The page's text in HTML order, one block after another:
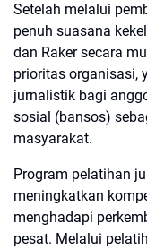
Setelah melalui
penuh suasana
dan Raker secara
prioritas organisasi,
jurnalistik bagi
sosial (bansos)
masyarakat.
Program pelatihan
meningkatkan
menghadapi
pesat. Melalui